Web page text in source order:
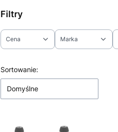
Filtry
Cena Marka
Lista produktów
Sortowanie:
Domyślne